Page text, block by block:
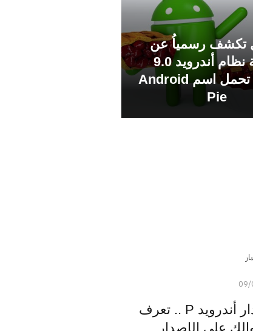
تكشف رسمياُ عن
نسخة نظام أندرويد 9.0
الجديدة تحمل اسم Android
Pie
جوجل تستعد لطرح إصدار أندرويد P .. تعرف
على الإصدار